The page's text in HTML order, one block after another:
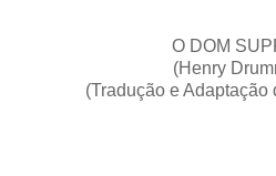
O DOM
(Henry
(Tradução e